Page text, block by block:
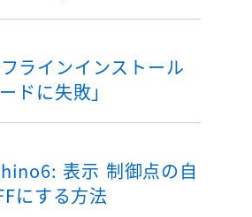
ラインインストール
ドに失敗」
表示 制御点の自
にする方法